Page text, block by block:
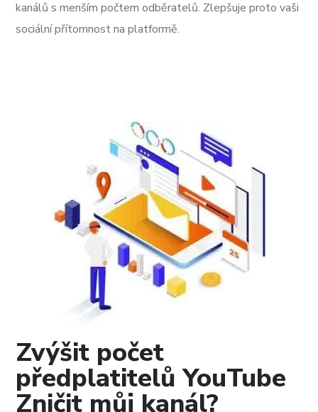
kanálů s menším počtem odběratelů. Zlepšuje proto vaši
sociální přítomnost na platformě.
Zvýšit počet
předplatitelů YouTube
Zničit můj kanál?